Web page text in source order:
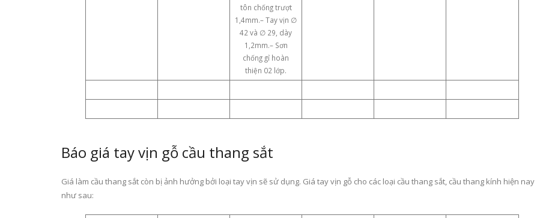
tôn chống trượt
1,4mm.– Tay vịn ∅
42 và ∅ 29, dày
1,2mm.– Sơn
chống gỉ hoàn
thiện 02 lớp.
Báo giá tay vịn gỗ cầu thang sắt
Giá làm cầu thang sắt còn bị ảnh hưởng bởi loại tay vịn sẽ sử dụng. Giá tay vịn gỗ cho các loại cầu thang sắt, cầu thang kính hiện nay
như sau: